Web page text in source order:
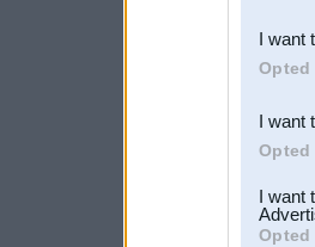
third
I want
Opted
I want
Opted
I want
Opted